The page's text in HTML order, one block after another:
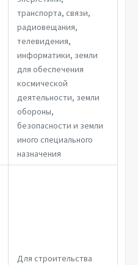
транспорта, связи,
радиовещания,
телевидения,
информатики, земли
для обеспечения
космической
деятельности, земли
обороны,
безопасности и земли
иного специального
назначения
Для строительства